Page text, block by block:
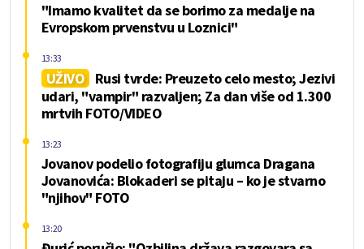
"Imamo kvalitet da se borimo za medalje na
Evropskom prvenstvu u Loznici"
UŽIVO
Rusi tvrde: Preuzeto celo mesto; Jezivi
udari, "vampir" razvaljen; Za dan više od 1.300
mrtvih FOTO/VIDEO
13:33
Jovanov podelio fotografiju glumca Dragana
Jovanovića: Blokaderi se pitaju – ko je stvarno
"njihov" FOTO
13:23
13:20